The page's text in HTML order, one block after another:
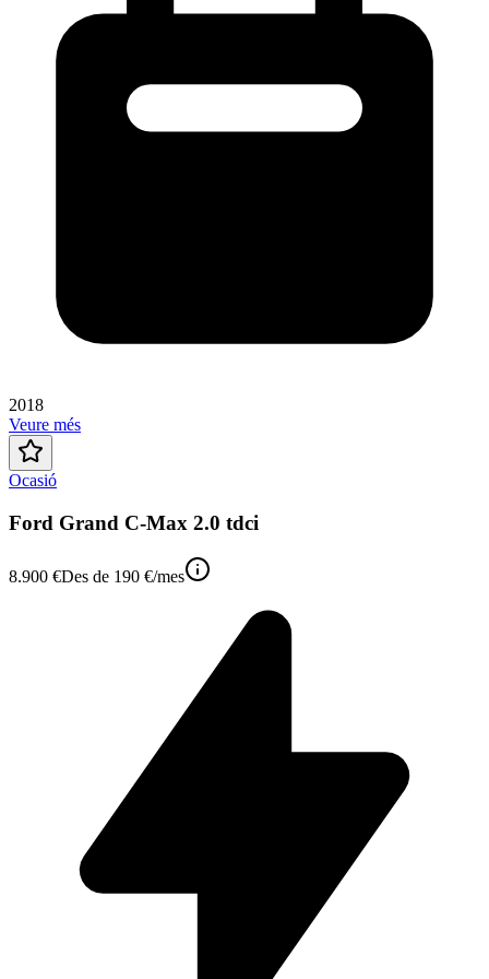
2018
Veure més
Ocasió
Ford Grand C-Max 2.0 tdci
8.900 €Des de 190 €/mes